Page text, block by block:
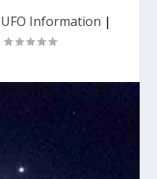
Information |